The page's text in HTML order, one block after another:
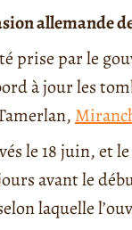
allemande
prise par le
à jour les
le 18 juin, et
avant le
laquelle